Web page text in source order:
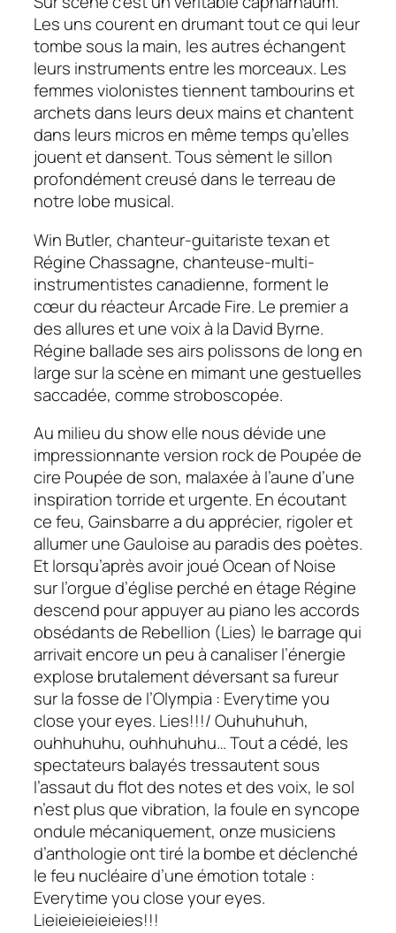
Les uns courent en drumant tout ce qui leur
tombe sous la main, les autres échangent
leurs instruments entre les morceaux. Les
femmes violonistes tiennent tambourins et
archets dans leurs deux mains et chantent
dans leurs micros en même temps qu’elles
jouent et dansent. Tous sèment le sillon
profondément creusé dans le terreau de
notre lobe musical.
Win Butler, chanteur-guitariste texan et
Régine Chassagne, chanteuse-multi-
instrumentistes canadienne, forment le
cœur du réacteur Arcade Fire. Le premier a
des allures et une voix à la David Byrne.
Régine ballade ses airs polissons de long en
large sur la scène en mimant une gestuelles
saccadée, comme stroboscopée.
Au milieu du show elle nous dévide une
impressionnante version rock de Poupée de
cire Poupée de son, malaxée à l’aune d’une
inspiration torride et urgente. En écoutant
ce feu, Gainsbarre a du apprécier, rigoler et
allumer une Gauloise au paradis des poètes.
Et lorsqu’après avoir jouéOcean of Noise
sur l’orgue d’église perché en étage Régine
descend pour appuyer au piano les accords
obsédants de Rebellion (Lies) le barrage qui
arrivait encore un peu à canaliser l’énergie
explose brutalement déversant sa fureur
sur la fosse de l’Olympia : Everytime you
close your eyes. Lies!!!/ Ouhuhuhuh,
ouhhuhuhu, ouhhuhuhu…Tout a cédé, les
spectateurs balayés tressautent sous
l’assaut du flot des notes et des voix, le sol
n’est plus que vibration, la foule en syncope
ondule mécaniquement, onze musiciens
d’anthologie ont tiré la bombe et déclenché
le feu nucléaire d’une émotion totale :
Everytime you close your eyes.
Lieieieieieieies!!!